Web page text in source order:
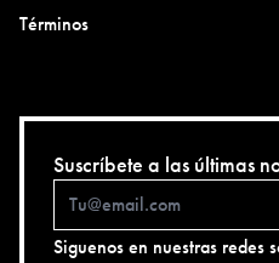
Términos
Suscríbete a las últimas
Siguenos en nuestras redes